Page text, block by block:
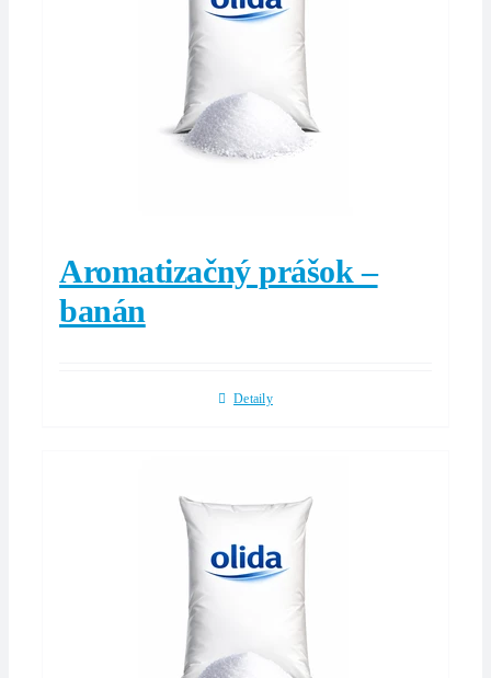
Aromatizačný prášok –
banán
Detaily